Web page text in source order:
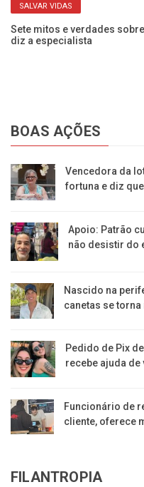
SALVAR VIDAS
Sete mitos e verdades
diz a especialista
BOAS AÇÕES
Vencedora da
fortuna e diz
Apoio: Patrão
não desistir do
Nascido na
canetas se
Pedido de Pix
recebe ajuda
Funcionário de
cliente, oferece
FILANTROPIA